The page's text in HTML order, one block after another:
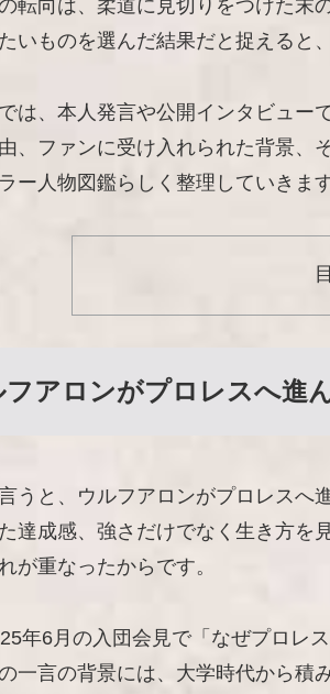
転向は、柔道に見切りをつけた末
いものを選んだ結果だと捉えると
は、本人発言や公開インタビュー
、ファンに受け入れられた背景、
ー人物図鑑らしく整理していきま
フアロンがプロレスへ進
うと、ウルフアロンがプロレスへ
達成感、強さだけでなく生き方を
が重なったからです。
年6月の入団会見で「なぜプロレ
一言の背景には、大学時代から積